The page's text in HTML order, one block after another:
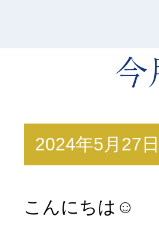
今
2024年5月27
こんにちは☺︎